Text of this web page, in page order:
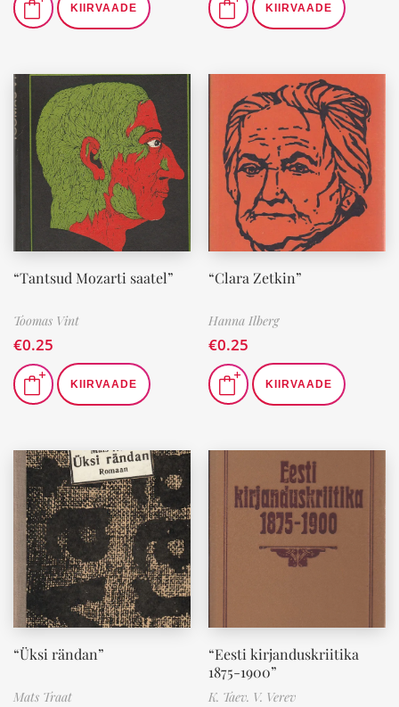
KIIRVAADE KIIRVAADE
“Tantsud Mozarti saatel”
Toomas Vint
€0.25
KIIRVAADE
“Clara Zetkin”
Hanna Ilberg
€0.25
KIIRVAADE
“Üksi rändan”
Mats Traat
“Eesti kirjanduskriitika
1875-1900”
K. Taev. V. Verev